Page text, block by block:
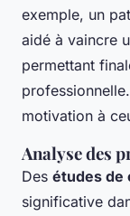
exemple, un
aidé à vaincre
permettant
motivation à
Analyse des
Des études de
significative